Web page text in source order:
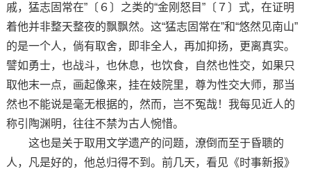
戚，猛志固常在”〔６〕之类的“金刚怒目”〔７〕式，在证明
着他并非整天整夜的飘飘然。这“猛志固常在”和“悠然见南山”
的是一个人，倘有取舍，即非全人，再加抑扬，更离真实。
譬如勇士，也战斗，也休息，也饮食，自然也性交，如果只
取他末一点，画起像来，挂在妓院里，尊为性交大师，那当
然也不能说是毫无根据的，然而，岂不冤哉！我每见近人的
称引陶渊明，往往不禁为古人惋惜。
这也是关于取用文学遗产的问题，潦倒而至于昏聩的
人，凡是好的，他总归得不到。前几天，看见《时事新报》